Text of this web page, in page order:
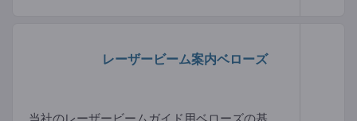
レーザービーム案内ベローズ
当社のレーザービームガイド用ベローズの基